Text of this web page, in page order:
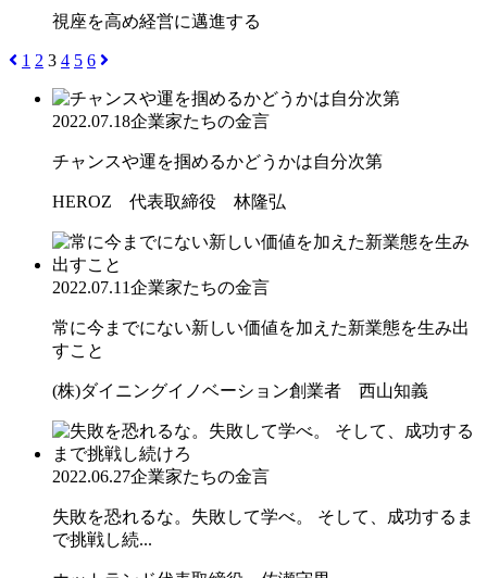
視座を高め経営に邁進する
1 2 3 4 5 6
2022.07.18企業家たちの金言
チャンスや運を掴めるかどうかは自分次第
HEROZ 代表取締役 林隆弘
2022.07.11企業家たちの金言
常に今までにない新しい価値を加えた新業態を生み出
すこと
(株)ダイニングイノベーション創業者 西山知義
2022.06.27企業家たちの金言
失敗を恐れるな。失敗して学べ。 そして、成功するま
で挑戦し続...